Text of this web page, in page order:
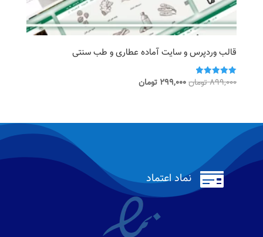
قالب وردپرس و سایت آماده عطاری و طب سنتی
امتیاز
5.00
899,000تومانقیمت
بود.
299,000 تومانقیمت
است.
 نماد اعتماد